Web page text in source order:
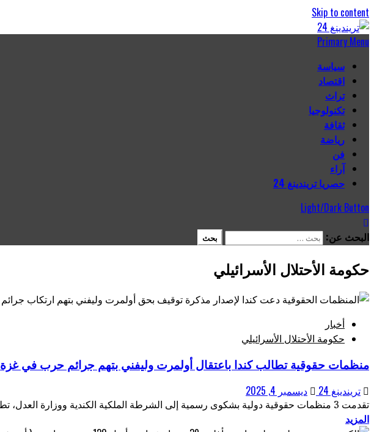
Skip to content
Primary Menu
سياسة
اقتصاد
تراث
تكنولوجيا
ثقافة
رياضة
فن
آراء
حصريا تريندينغ 24
Light/Dark Button
البحث عن:
حكومة الأحتلال الأسرائيلي
أخبار
حكومة الأحتلال الأسرائيلي
منظمات حقوقية تطالب كندا باعتقال أولمرت وليفني بتهم جرائم حرب في غزة
تريندينغ 24 ديسمبر 4, 2025
تقدمت 3 منظمات حقوقية دولية بشكوى رسمية إلى الشرطة الملكية الكندية ووزارة العدل، تطالب...
المزيد